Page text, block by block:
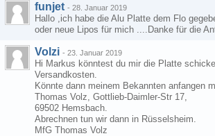
funjet - 28. Januar 2019
Hallo ,ich habe die Alu Platte dem Flo
oder neue Lipos für mich ....Danke für die
Volzi - 23. Januar 2019
Hi Markus könntest du mir die Platte
Versandkosten.
Könnte dann meinem Bekannten anfangen
Thomas Volz, Gottlieb-Daimler-Str 17,
69502 Hemsbach.
Abrechnen tun wir dann in Rüsselsheim.
MfG Thomas Volz